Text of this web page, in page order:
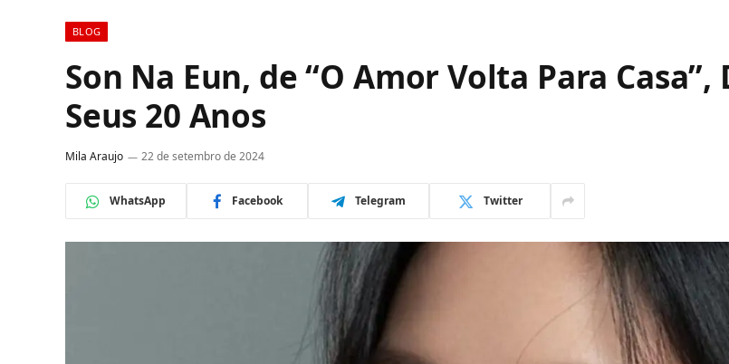
BLOG
Son Na Eun, de “O Amor Volta Para
Seus 20 Anos
Mila Araujo 22 de setembro de 2024
WhatsApp Facebook Telegram Twitter